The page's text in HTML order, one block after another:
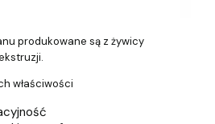
produkowane są z żywicy
właściwości